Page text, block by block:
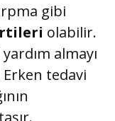
gibi
olabilir.
almayı
tedavi